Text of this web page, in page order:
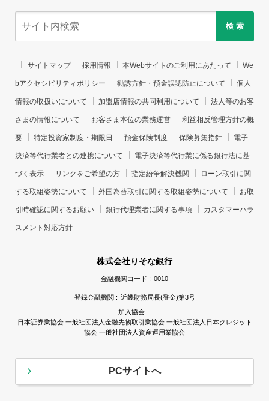
検 索
サイトマップ 採用情報 本Webサイトのご利用にあたって We
bアクセシビリティポリシー 勧誘方針・預金誤認防止について 個人
情報の取扱いについて 加盟店情報の共同利用について 法人等のお客
さまの情報について お客さま本位の業務運営 利益相反管理方針の概
要 特定投資家制度・期限日 預金保険制度 保険募集指針 電子
決済等代行業者との連携について 電子決済等代行業に係る銀行法に基
づく表示 リンクをご希望の方 指定紛争解決機関 ローン取引に関
する取組姿勢について 外国為替取引に関する取組姿勢について お取
引時確認に関するお願い 銀行代理業者に関する事項 カスタマーハラ
スメント対応方針
株式会社りそな銀行
金融機関コード : 0010
登録金融機関 : 近畿財務局長(登金)第3号
加入協会 :
日本証券業協会 一般社団法人金融先物取引業協会 一般社団法人日本クレジット
協会 一般社団法人資産運用業協会
PCサイトへ